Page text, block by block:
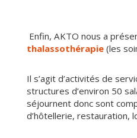
Enfin, AKTO nous a
thalassothérapie (les
Il s’agit d’activités de
structures d’environ 50
séjournent donc sont
d’hôtellerie, restauration,